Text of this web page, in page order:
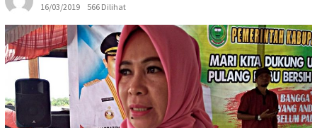
16/03/2019
566 Dilihat